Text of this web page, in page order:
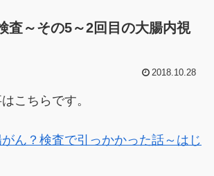
査～その5～2回目の大腸内視
2018.10.28
こちらです。
ん？検査で引っかかった話～はじ